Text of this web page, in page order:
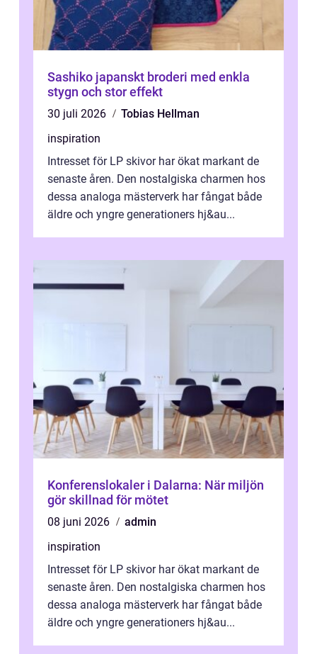
Sashiko japanskt broderi med enkla
stygn och stor effekt
30 juli 2026
Tobias Hellman
inspiration
Intresset för LP skivor har ökat markant de
senaste åren. Den nostalgiska charmen hos
dessa analoga mästerverk har fångat både
äldre och yngre generationers hj&au...
Konferenslokaler i Dalarna: När miljön
gör skillnad för mötet
08 juni 2026
admin
inspiration
Intresset för LP skivor har ökat markant de
senaste åren. Den nostalgiska charmen hos
dessa analoga mästerverk har fångat både
äldre och yngre generationers hj&au...